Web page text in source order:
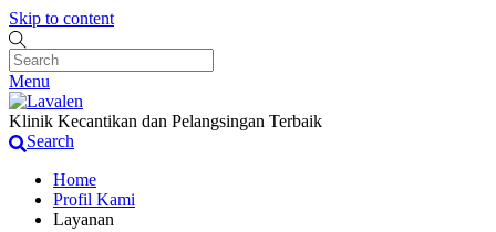
Skip to content
Menu
Klinik Kecantikan dan Pelangsingan Terbaik
Search
Home
Profil Kami
Layanan